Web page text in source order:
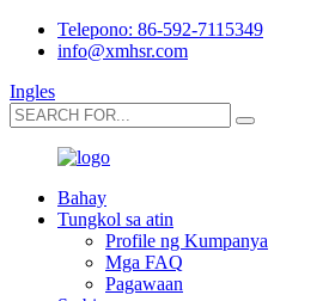
Telepono: 86-592-7115349
info@xmhsr.com
Ingles
Bahay
Tungkol sa atin
Profile ng Kumpanya
Mga FAQ
Pagawaan